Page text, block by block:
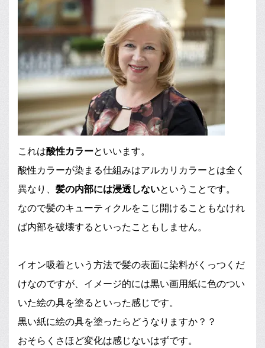
これは酸性カラーといいます。
酸性カラーが染まる仕組みはアルカリカラーとは全く
異なり、 髪の内部には浸透しないということです。
なので髪のキューティクルをこじ開けることもなけれ
ば内部を破壊するといったこともしません。
イオン吸着という方法で髪の表面に染料がくっつくだ
けなのですが、イメージ的には黒い画用紙に色のつい
いた絵の具を塗るといった感じです。
黒い紙に絵の具を塗ったらどうなりますか？？
おそらくさほど変化は感じないはずです。